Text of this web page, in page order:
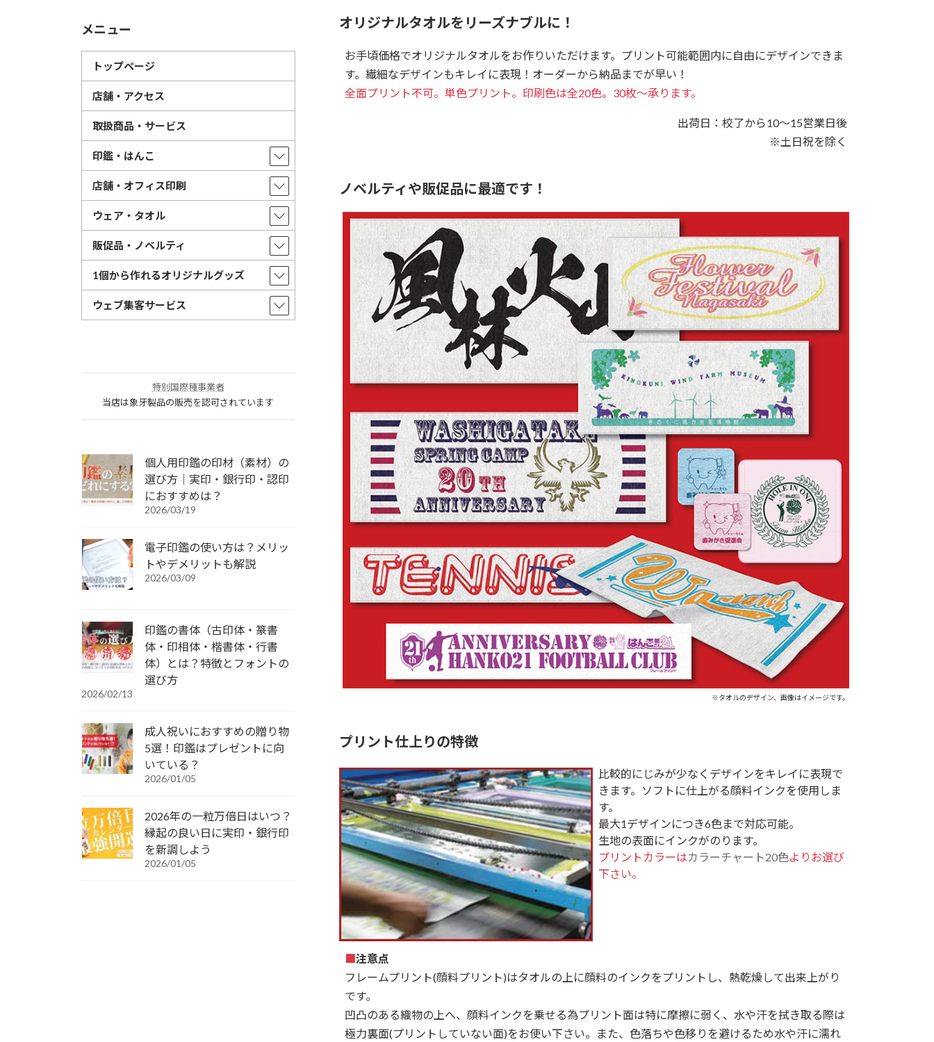
オリジナルタオルをリーズナブルに！
お手頃価格でオリジナルタオルをお作りいただけます。プリント可能範囲内に自由にデザインできま
す。繊細なデザインもキレイに表現！オーダーから納品までが早い！
全面プリント不可。単色プリント。印刷色は全20色。30枚～承ります。
出荷日：校了から10～15営業日後
※土日祝を除く
ノベルティや販促品に最適です！
※タオルのデザイン、画像はイメージです。
プリント仕上りの特徴
比較的にじみが少なくデザインをキレイに表現で
きます。ソフトに仕上がる顔料インクを使用しま
す。
最大1デザインにつき6色まで対応可能。
生地の表面にインクがのります。
プリントカラーはカラーチャート20色よりお選び
下さい。
■注意点
フレームプリント(顔料プリント)はタオルの上に顔料のインクをプリントし、熱乾燥して出来上がり
です。
凹凸のある織物の上へ、顔料インクを乗せる為プリント面は特に摩擦に弱く、水や汗を拭き取る際は
極力裏面(プリントしていない面)をお使い下さい。また、色落ちや色移りを避けるため水や汗に濡れ
メニュー
トップページ
店舗・アクセス
取扱商品・サービス
印鑑・はんこ
店舗・オフィス印刷
ウェア・タオル
販促品・ノベルティ
1個から作れるオリジナルグッズ
ウェブ集客サービス
特別国際種事業者
当店は象牙製品の販売を認可されています
個人用印鑑の印材（素材）の
選び方｜実印・銀行印・認印
におすすめは？
2026/03/19
電子印鑑の使い方は？メリッ
トやデメリットも解説
2026/03/09
印鑑の書体（古印体・篆書
体・印相体・楷書体・行書
体）とは？特徴とフォントの
選び方
2026/02/13
成人祝いにおすすめの贈り物
5選！印鑑はプレゼントに向
いている？
2026/01/05
2026年の一粒万倍日はいつ？
縁起の良い日に実印・銀行印
を新調しよう
2026/01/05